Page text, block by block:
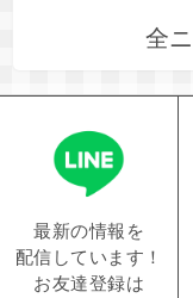
全
最新の情報を
配信しています！
お友達登録は